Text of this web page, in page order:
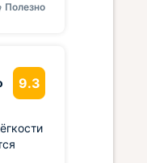
Полезно
9.3